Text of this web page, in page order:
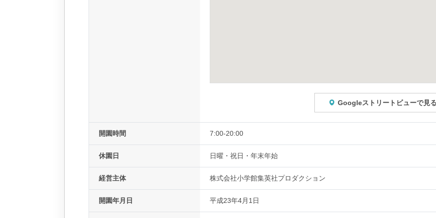
Googleストリートビューで見
開園時間 7:00-20:00
休園日 日曜・祝日・年末年始
経営主体 株式会社小学館集英社プロダクション
開園年月日 平成23年4月1日